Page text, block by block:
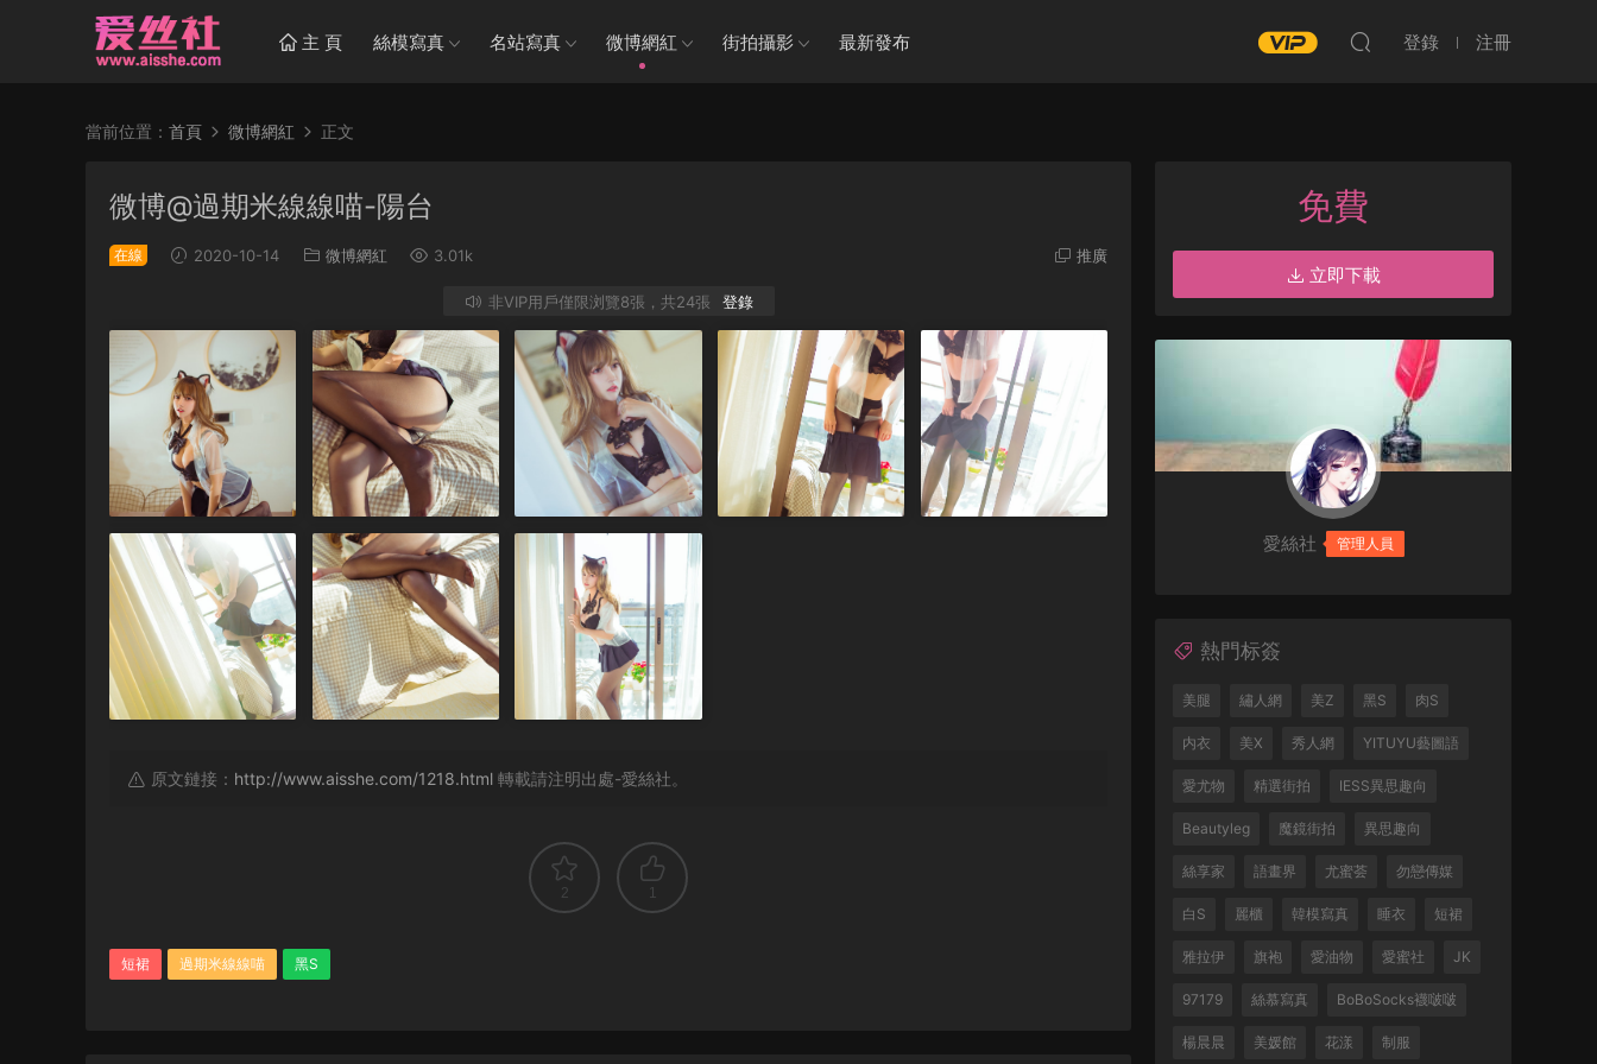
主 頁 絲模寫真 名站寫真 微博網紅 街拍攝影 最新發布 登錄 注冊
當前位置： 首頁 微博網紅 正文
微博@過期米線線喵-陽台
在線 2020-10-14 微博網紅 3.01k 推廣
非VIP用戶僅限浏覽8張，共24張 登錄
原文鏈接： http://www.aisshe.com/1218.html 轉載請注明出處-愛絲社。
2 1
短裙 過期米線線喵 黑S
免費
立即下載
愛絲社 管理人員
熱門标簽
美腿 繡人網 美Z 黑S 肉S
内衣 美X 秀人網 YITUYU藝圖語
愛尤物 精選街拍 IESS異思趣向
Beautyleg 魔鏡街拍 異思趣向
絲享家 語畫界 尤蜜荟 勿戀傳媒
白S 麗櫃 韓模寫真 睡衣 短裙
雅拉伊 旗袍 愛油物 愛蜜社 JK
97179 絲慕寫真 BoBoSocks襪啵啵
楊晨晨 美媛館 花漾 制服